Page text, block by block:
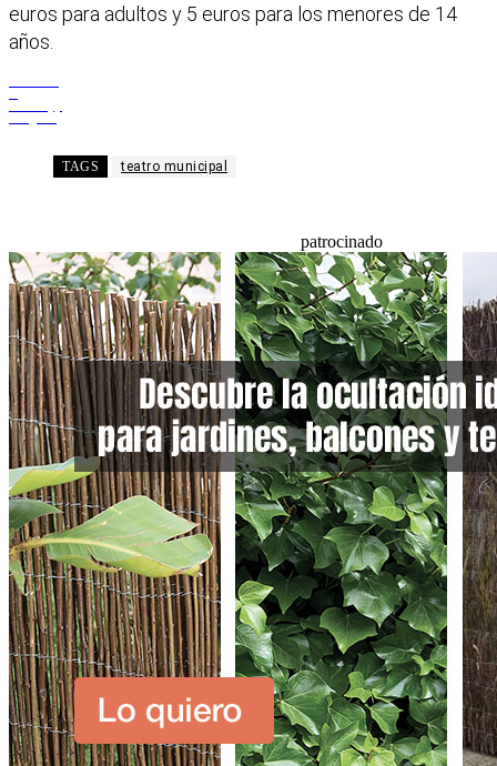
euros para adultos y 5 euros para los menores de 14
años.
TAGS teatro municipal
patrocinado